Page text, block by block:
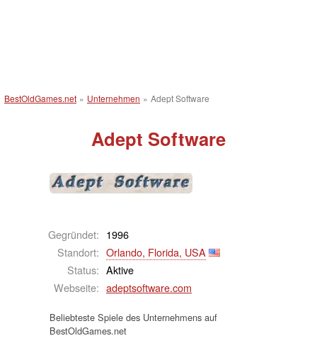
BestOldGames.net » Unternehmen » Adept Software
Adept Software
Gegründet: 1996
Standort: Orlando, Florida, USA
Status: Aktive
Webseite: adeptsoftware.com
Beliebteste Spiele des Unternehmens auf
BestOldGames.net